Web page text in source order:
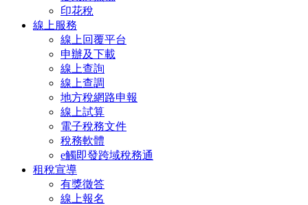
印花稅
線上服務
線上回覆平台
申辦及下載
線上查詢
線上查調
地方稅網路申報
線上試算
電子稅務文件
稅務軟體
e觸即發跨域稅務通
租稅宣導
有獎徵答
線上報名